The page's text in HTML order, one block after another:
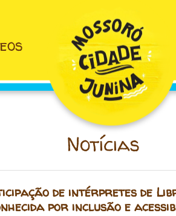
Notícias
de intérpretes de
por inclusão e